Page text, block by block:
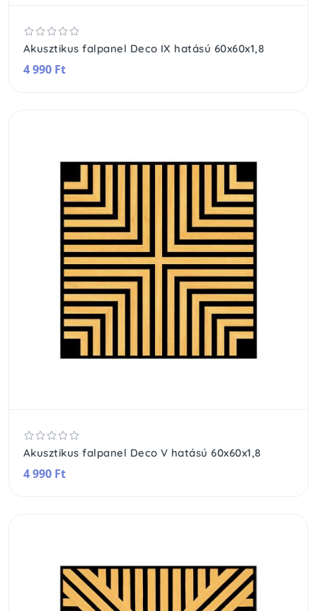
Akusztikus falpanel Deco IX hatású 60x60x1,8
4 990 Ft
Akusztikus falpanel Deco V hatású 60x60x1,8
4 990 Ft